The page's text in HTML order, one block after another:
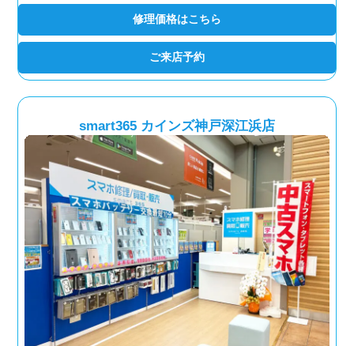
修理価格はこちら
ご来店予約
smart365 カインズ神戸深江浜店